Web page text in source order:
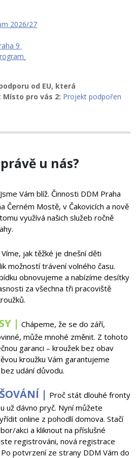
2026/27
9
od EU, která
pro vás 2: Projekt podpořen
u nás?
Jsme Vám blíž. Činnosti DDM Praha
Černém Mostě, v Čakovicích a nově
využívá našich služeb ročně
Víme, jak těžké je dnešní děti
možností trávení volného času.
obnovujeme a nabízíme desítky
za všechna tři pracoviště
| Chápeme, že se do září,
může mnohé změnit. Z tohoto
garanci – kroužek bez obav
kroužku Vám garantujeme
udání důvodu.
| Proč stát dlouhé fronty
už dávno pryč. Nyní můžete
online z pohodlí domova. Stačí
akci a kliknout na příslušné
registrováni, nová registrace
potvrzení ze strany DDM Vám do